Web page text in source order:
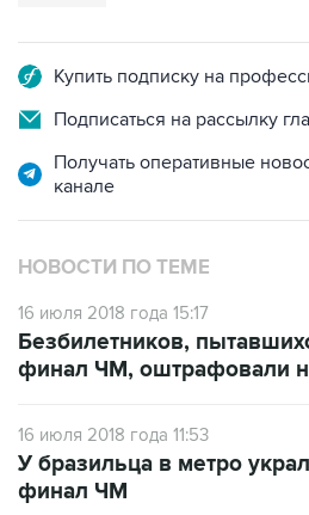
Купить подписку на
Подписаться на рассылку
Получать оперативные
канале
НОВОСТИ ПО ТЕМЕ
16 июля 2018 года 15:17
Безбилетников,
финал ЧМ, оштрафовали
16 июля 2018 года 11:53
У бразильца в метро
финал ЧМ